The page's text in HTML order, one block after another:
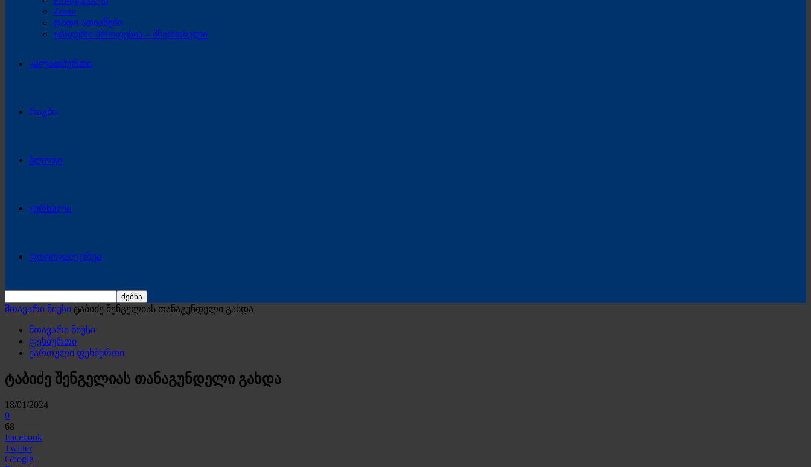
Zoom
დიდი ათიანები
უმადური პროფესია – მწვრთნელი
კალათბურთი
რაგბი
ბლოგი
ჟურნალი
ფოტოგალერეა
მთავარი ნიუსი ტაბიძე შენგელიას თანაგუნდელი გახდა
მთავარი ნიუსი
ფეხბურთი
ქართული ფეხბურთი
ტაბიძე შენგელიას თანაგუნდელი გახდა
18/01/2024
0
68
Facebook
Twitter
Google+